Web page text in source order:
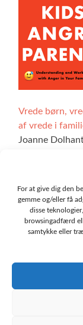
For at give dig den
gemme og/eller få
disse
browsingadfærd
samtykke eller
Vrede børn,
af vrede i
Joanne
Alle
Bøhler Høvik.
udviklet ved
skylder en stor